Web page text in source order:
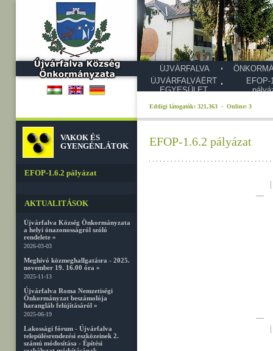
ÚJVÁRFALVA
ÚJVÁRFALVÁÉRT
EGYESÜLET
EFOP-
Eddigi látogatók: 321,363 · Online: 3
VAKOK ÉS
GYENGÉNLÁTOK
EFOP-1.6.2 pályázat
AKTUALITÁSOK
Újvárfalva Község Önkormányzata
a helyi önazonosságról szóló
rendelete »
2026-03-03
Meghívó közmeghallgatásra - 2025.
november 19. 16.00 óra »
2025-11-13
Újvárfalva Roma Nemzetiségi
Önkormányzat beszámolója
harangláb felújításáról »
2025-06-19
Lakossági fórum - Újvárfalva
településrendezési eszközeinek 2.
számú módosítása - Építési
EFOP-1.6.2 pályázat